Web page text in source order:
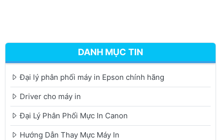
DANH MỤC TIN
Đại lý phân phối máy in Epson chính hãng
Driver cho máy in
Đại Lý Phân Phối Mực In Canon
Hướng Dẫn Thay Mực Máy In